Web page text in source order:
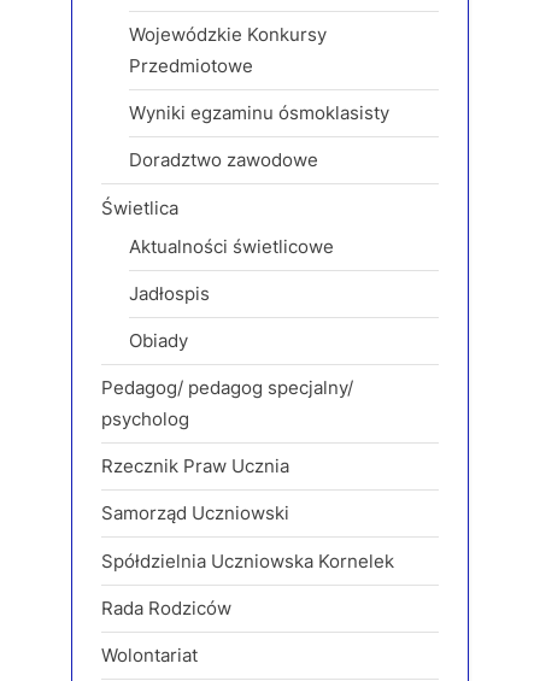
Wojewódzkie Konkursy
Przedmiotowe
Wyniki egzaminu ósmoklasisty
Doradztwo zawodowe
Świetlica
Aktualności świetlicowe
Jadłospis
Obiady
Pedagog/ pedagog specjalny/
psycholog
Rzecznik Praw Ucznia
Samorząd Uczniowski
Spółdzielnia Uczniowska Kornelek
Rada Rodziców
Wolontariat